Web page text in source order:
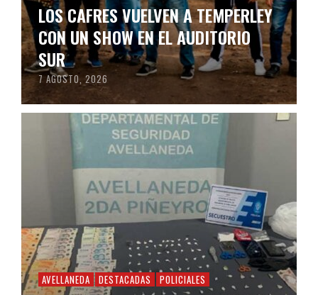
LOS CAFRES VUELVEN A TEMPERLEY
CON UN SHOW EN EL AUDITORIO
SUR
7 AGOSTO, 2026
AVELLANEDA DESTACADAS POLICIALES